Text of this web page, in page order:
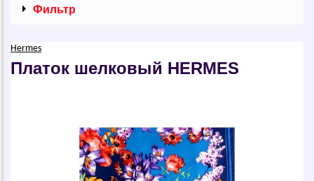
Фильтр
Hermes
Платок шелковый НЕRМЕS